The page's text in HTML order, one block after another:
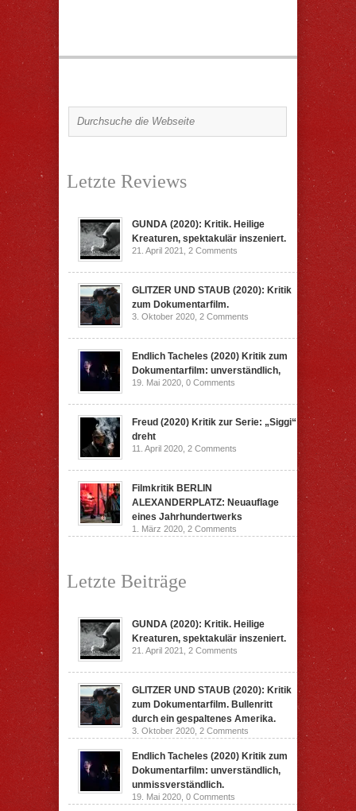
Letzte Reviews
GUNDA (2020): Kritik. Heilige
Kreaturen, spektakulär inszeniert.
21. April 2021, 2 Comments
GLITZER UND STAUB (2020): Kritik
zum Dokumentarfilm.
3. Oktober 2020, 2 Comments
Endlich Tacheles (2020) Kritik zum
Dokumentarfilm: unverständlich,
19. Mai 2020, 0 Comments
Freud (2020) Kritik zur Serie: „Siggi“
dreht
11. April 2020, 2 Comments
Filmkritik BERLIN
ALEXANDERPLATZ: Neuauflage
eines Jahrhundertwerks
1. März 2020, 2 Comments
Letzte Beiträge
GUNDA (2020): Kritik. Heilige
Kreaturen, spektakulär inszeniert.
21. April 2021, 2 Comments
GLITZER UND STAUB (2020): Kritik
zum Dokumentarfilm. Bullenritt
durch ein gespaltenes Amerika.
3. Oktober 2020, 2 Comments
Endlich Tacheles (2020) Kritik zum
Dokumentarfilm: unverständlich,
unmissverständlich.
19. Mai 2020, 0 Comments